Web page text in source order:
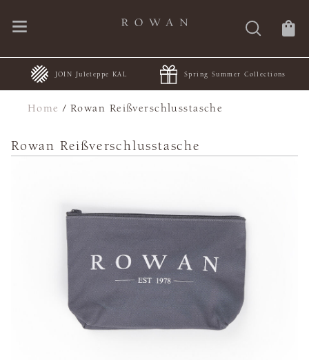
JOIN Juleteppe KAL Spring Summer Collections
Home /Rowan Reißverschlusstasche
Rowan Reißverschlusstasche